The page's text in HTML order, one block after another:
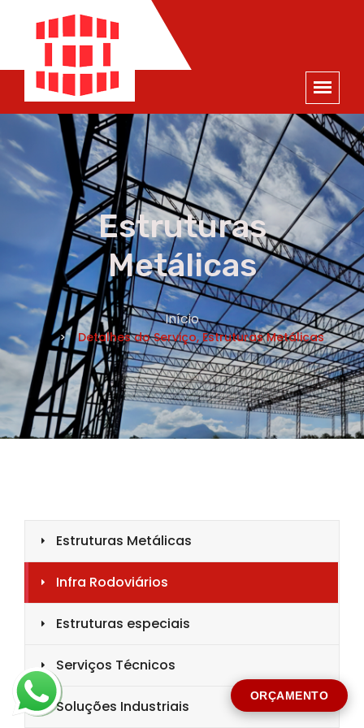
ORÇAMENTO
×
ORÇAMENTO
NOME *
E-MAIL *
TELEFONE *
CIDADE *
MENSAGEM *
Solicitar Orçamento